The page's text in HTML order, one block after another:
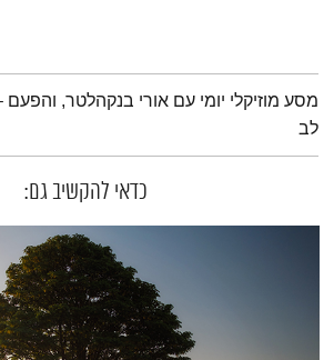
תמצית הפודקאסט
מסע מוזיקלי יומי עם אורי בנקהלטר,
לב
כדאי להקשיב גם: